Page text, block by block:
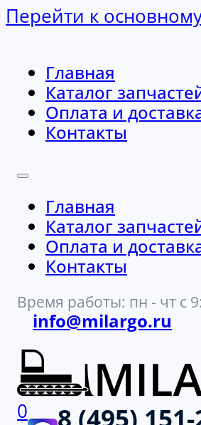
Перейти к
Главная
Каталог
Оплата и
Контакты
Главная
Каталог
Оплата и
Контакты
Время работы: пн - чт с
info@milargo.ru
0